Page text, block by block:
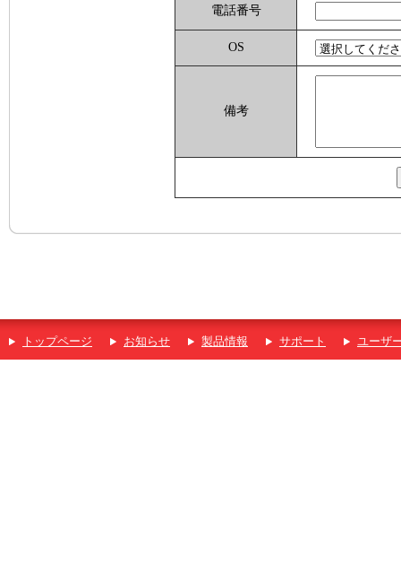
電話番号
OS
備考
トップページ お知らせ 製品情報 サポート ユーザ